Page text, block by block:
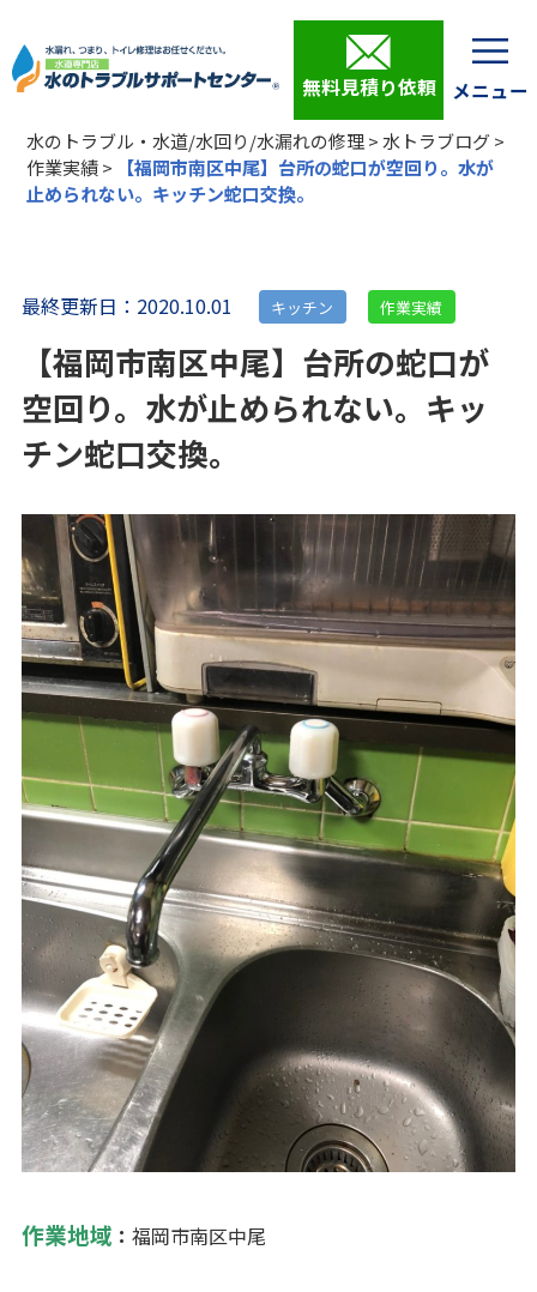
無料見積り依頼
水のトラブル・水道/水回り/水漏れの修理>水トラブログ>
作業実績>
【福岡市南区中尾】台所の蛇口が空回り。水が
止められない。キッチン蛇口交換。
最終更新日：2020.10.01 キッチン 作業実績
【福岡市南区中尾】台所の蛇口が
空回り。水が止められない。キッ
チン蛇口交換。
作業地域 ： 福岡市南区中尾